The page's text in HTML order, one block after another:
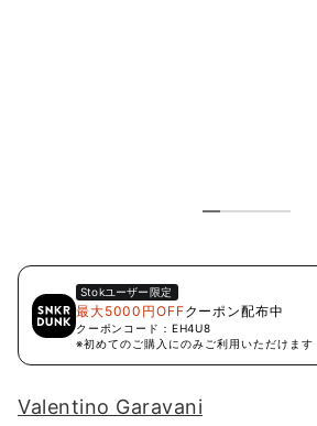
Stokユーザー限定
最大5000円OFFクーポン配布中
クーポンコード： EH4U8
※初めてのご購入にのみご利用いただけます
Valentino Garavani